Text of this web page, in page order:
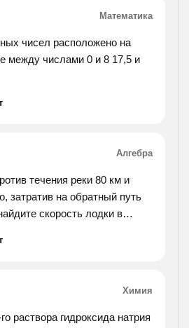
Математика
чисел расположено на
между числами 0 и 8 17,5 и
Алгебра
течения реки 80 км и
затратив на обратный путь
скорость лодки в
Химия
раствора гидроксида натрия